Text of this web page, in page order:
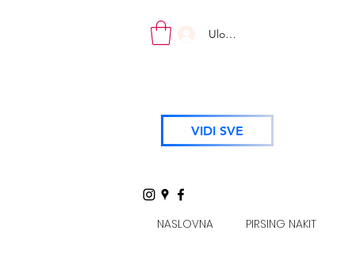
Uloguj se
VIDI SVE
NASLOVNA PIRSING NAKIT